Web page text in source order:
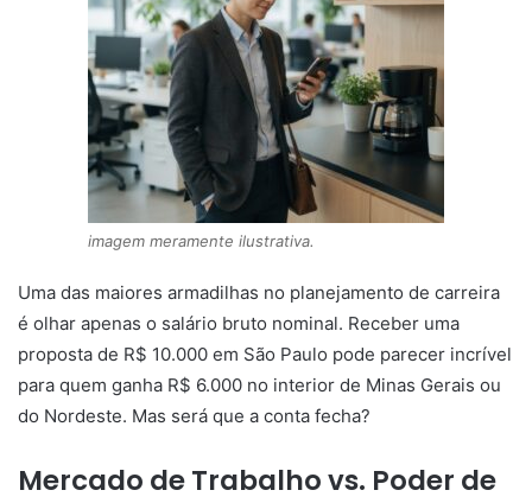
imagem meramente ilustrativa.
Uma das maiores armadilhas no planejamento de carreira
é olhar apenas o salário bruto nominal. Receber uma
proposta de R$ 10.000 em São Paulo pode parecer incrível
para quem ganha R$ 6.000 no interior de Minas Gerais ou
do Nordeste. Mas será que a conta fecha?
Mercado de Trabalho vs. Poder de